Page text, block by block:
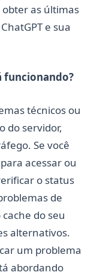
as últimas
e sua
funcionando?
técnicos ou
do servidor,
Se você
acessar ou
o status
de
do seu
alternativos.
um problema
abordando